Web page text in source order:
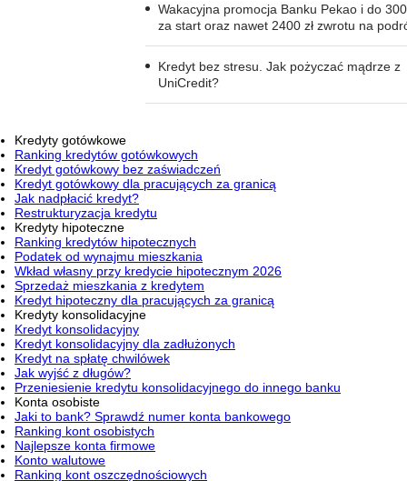
Wakacyjna promocja Banku Pekao i do 300
za start oraz nawet 2400 zł zwrotu na
Kredyt bez stresu. Jak pożyczać mądrze z
UniCredit?
Kredyty gotówkowe
Ranking kredytów gotówkowych
Kredyt gotówkowy bez zaświadczeń
Kredyt gotówkowy dla pracujących za granicą
Jak nadpłacić kredyt?
Restrukturyzacja kredytu
Kredyty hipoteczne
Ranking kredytów hipotecznych
Podatek od wynajmu mieszkania
Wkład własny przy kredycie hipotecznym 2026
Sprzedaż mieszkania z kredytem
Kredyt hipoteczny dla pracujących za granicą
Kredyty konsolidacyjne
Kredyt konsolidacyjny
Kredyt konsolidacyjny dla zadłużonych
Kredyt na spłatę chwilówek
Jak wyjść z długów?
Przeniesienie kredytu konsolidacyjnego do innego banku
Konta osobiste
Jaki to bank? Sprawdź numer konta bankowego
Ranking kont osobistych
Najlepsze konta firmowe
Konto walutowe
Ranking kont oszczędnościowych